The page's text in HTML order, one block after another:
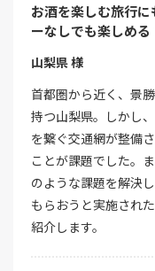
お酒を楽しむ旅行
ーなしでも楽しめる
山梨県 様
首都圏から近く、景
持つ山梨県。しかし
を繋ぐ交通網が整備
ことが課題でした。
のような課題を解決
もらおうと実施され
紹介します。